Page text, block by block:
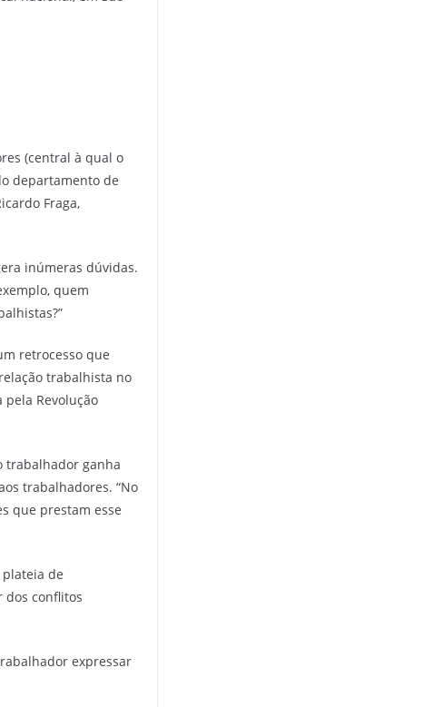
(central à qual o
departamento de
Fraga,
inúmeras dúvidas.
quem
retrocesso que
trabalhista no
Revolução
trabalhador ganha
trabalhadores. “No
que prestam esse
de
dos conflitos
expressar